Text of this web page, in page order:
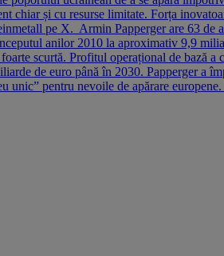
chiar și cu resurse limitate. Forța
pe X. Armin Papperger are 63
anilor 2010 la aproximativ 9,9
scurtă. Profitul operațional de bază
de euro până în 2030. Papperger a
unic” pentru nevoile de apărare europene.